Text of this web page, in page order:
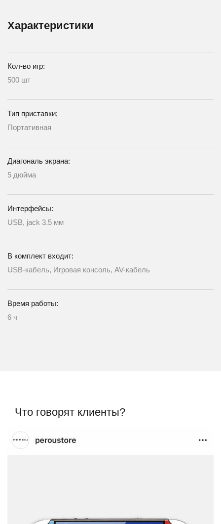
Характеристики
Кол-во игр:
500 шт
Тип приставки;
Портативная
Диагональ экрана:
5 дюйма
Интерфейсы:
USB, jack 3.5 мм
В комплект входит:
USB-кабель, Игровая консоль, AV-кабель
Время работы:
6 ч
Что говорят клиенты?